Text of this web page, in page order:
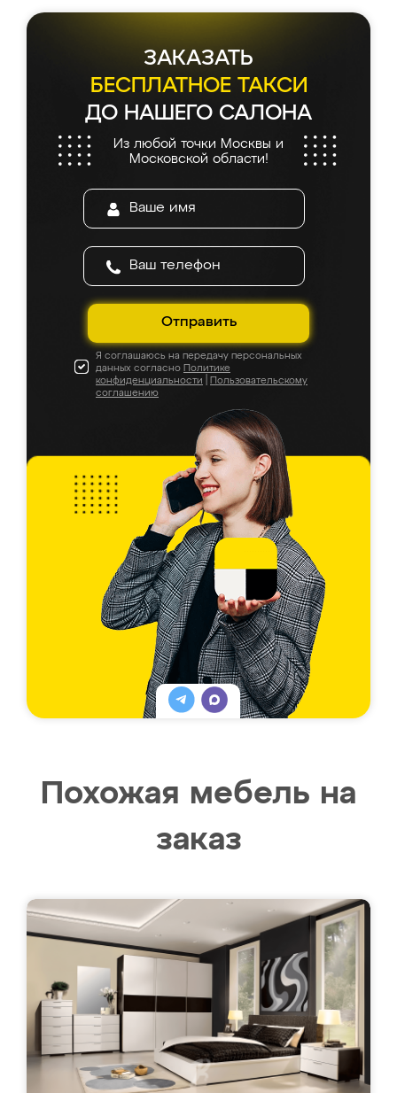
ЗАКАЗАТЬ
БЕСПЛАТНОЕ ТАКСИ
ДО НАШЕГО САЛОНА
Из любой точки Москвы и
Московской области!
Отправить
Я соглашаюсь на передачу персональных
данных согласно Политике
конфиденциальности
Пользовательскому
соглашению
Похожая мебель на
заказ